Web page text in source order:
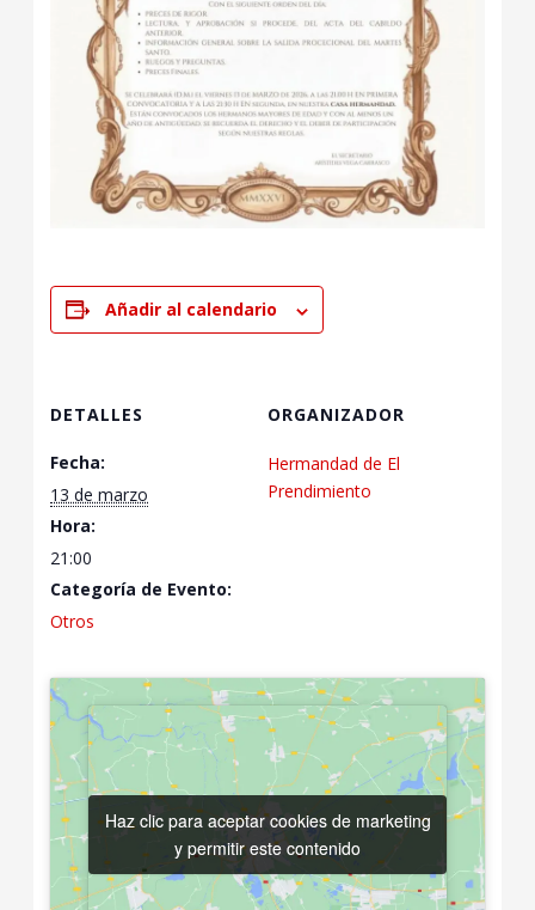
Añadir al calendario
DETALLES
Fecha:
13 de marzo
Hora:
21:00
Categoría de Evento:
Otros
ORGANIZADOR
Hermandad de El
Prendimiento
Haz clic para aceptar cookies de marketing
y permitir este contenido
Haz clic para aceptar cookies de marketing
y permitir este contenido